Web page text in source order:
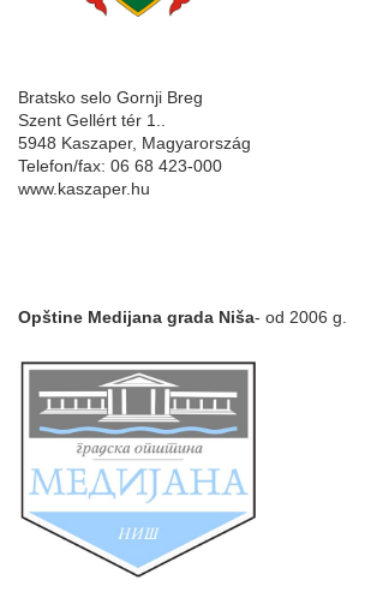
Bratsko selo Gornji Breg
Szent Gellért tér 1..
5948 Kaszaper, Magyarország
Telefon/fax: 06 68 423-000
www.kaszaper.hu
Opštine Medijana grada Niša- od 2006 g.